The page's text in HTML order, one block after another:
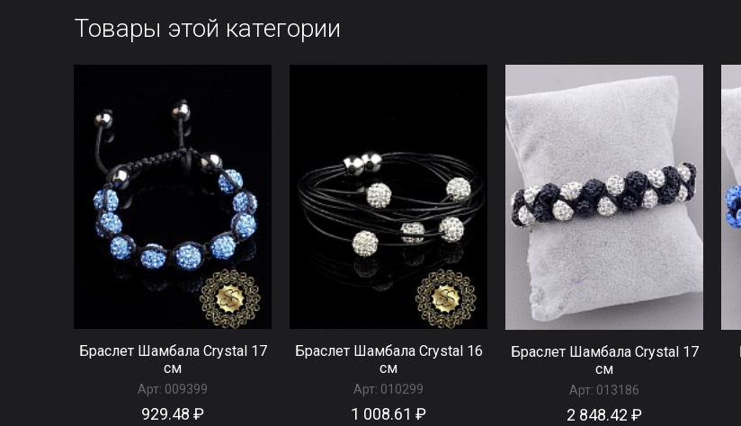
Товары этой категории
Браслет Шамбала Crystal 17
см
Арт: 009399
929.48 ₽
Браслет Шамбала Crystal 16
см
Арт: 010299
1 008.61 ₽
Браслет Шамбала Сrystal 17
см
Арт: 013186
2 848.42 ₽